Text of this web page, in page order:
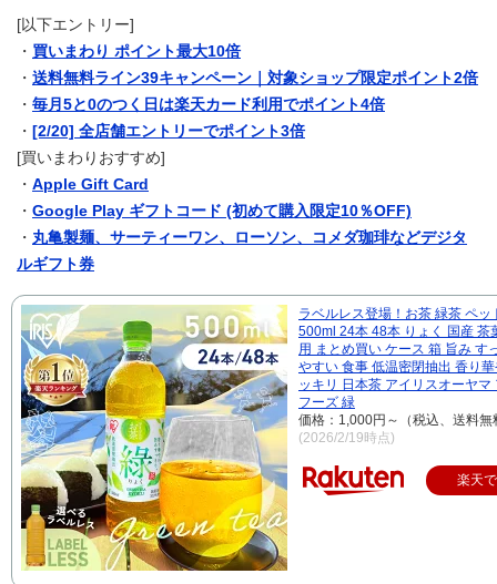
[以下エントリー]
・ 買いまわり ポイント最大10倍
・ 送料無料ライン39キャンペーン｜対象ショップ限定ポイント2倍
・ 毎月5と0のつく日は楽天カード利用でポイント4倍
・ [2/20] 全店舗エントリーでポイント3倍
[買いまわりおすすめ]
・ Apple Gift Card
・ Google Play ギフトコード (初めて購入限定10％OFF)
・ 丸亀製麺、サーティーワン、ローソン、コメダ珈琲などデジタ
ルギフト券
ラベルレス登場！お茶 緑茶 ペッ
500ml 24本 48本 りょく 国産 茶
用 まとめ買い ケース 箱 旨み す
やすい 食事 低温密閉抽出 香り
ッキリ 日本茶 アイリスオーヤマ
フーズ 緑
価格：1,000円～（税込、送料無
(2026/2/19時点)
楽天